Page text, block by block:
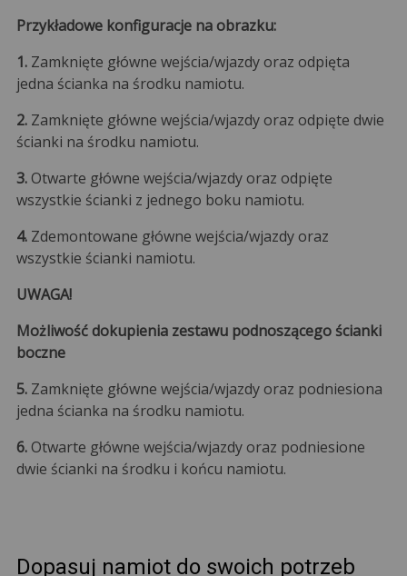
Przykładowe konfiguracje na obrazku:
1.Zamknięte główne wejścia/wjazdy oraz odpięta
jedna ścianka na środku namiotu.
2.Zamknięte główne wejścia/wjazdy oraz odpięte dwie
ścianki na środku namiotu.
3.Otwarte główne wejścia/wjazdy oraz odpięte
wszystkie ścianki z jednego boku namiotu.
4.Zdemontowane główne wejścia/wjazdy oraz
wszystkie ścianki namiotu.
UWAGA!
Możliwość dokupienia zestawu podnoszącego ścianki
boczne
5. Zamknięte główne wejścia/wjazdy oraz podniesiona
jedna ścianka na środku namiotu.
6.Otwarte główne wejścia/wjazdy oraz podniesione
dwie ścianki na środku i końcu namiotu.
Dopasuj namiot do swoich potrzeb